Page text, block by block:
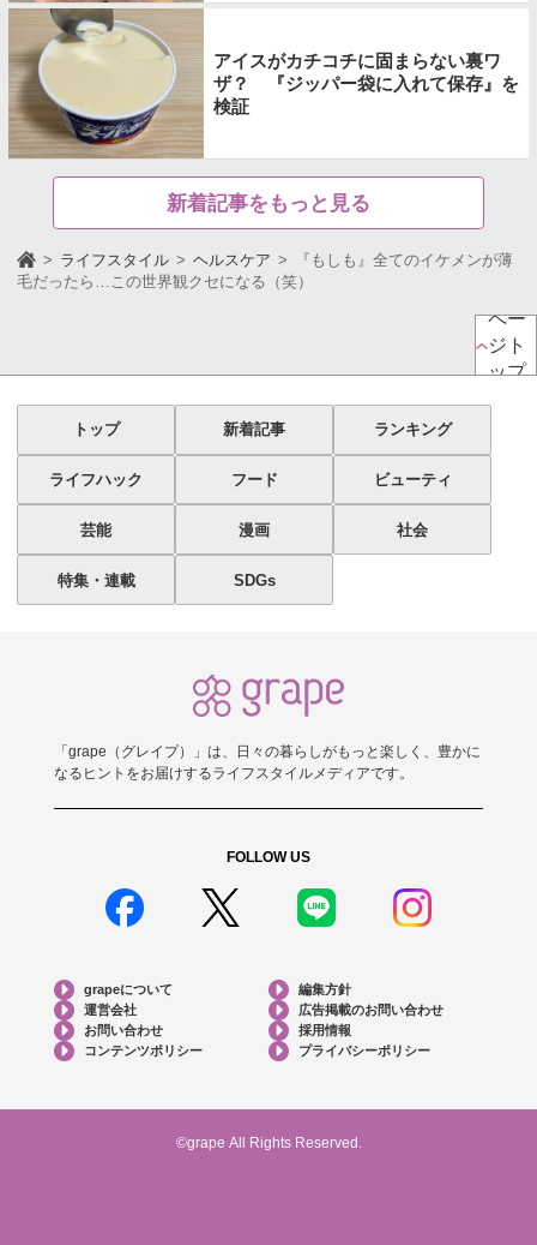
アイスがカチコチに固まらない裏ワ
ザ？ 『ジッパー袋に入れて保存』を
検証
新着記事をもっと見る
ライフスタイル ヘルスケア
『もしも』全てのイケメンが薄
毛だったら…この世界観クセになる（笑）
ペー
ジト
ップ
トップ 新着記事 ランキング
ライフハック フード ビューティ
芸能 漫画 社会
特集・連載 SDGs
「grape（グレイプ）」は、日々の暮らしがもっと楽しく、豊かに
なるヒントをお届けするライフスタイルメディアです。
FOLLOW US
grapeについて
編集方針
運営会社
広告掲載のお問い合わせ
お問い合わせ
採用情報
コンテンツポリシー
プライバシーポリシー
©grape All Rights Reserved.